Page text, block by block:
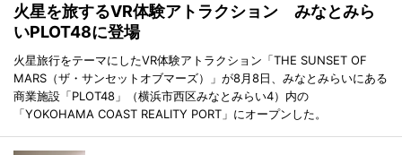
火星を旅するVR体験アトラクション みなとみら
いPLOT48に登場
火星旅行をテーマにしたVR体験アトラクション「THE SUNSET OF
MARS（ザ・サンセットオブマーズ）」が8月8日、みなとみらいにある
商業施設「PLOT48」（横浜市西区みなとみらい4）内の
「YOKOHAMA COAST REALITY PORT」にオープンした。